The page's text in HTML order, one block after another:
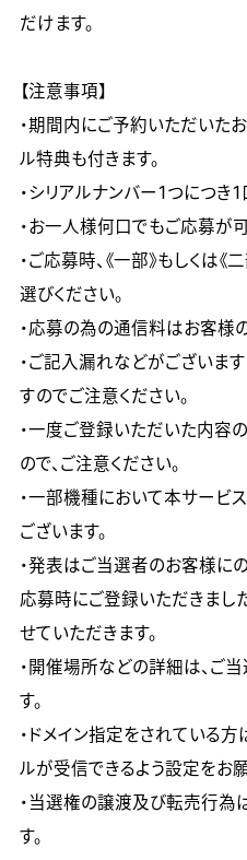
だけます。
【注意事項】
・期間内にご予約いただいた
ル特典も付きます。
・シリアルナンバー1つにつき1
・お一人様何口でもご応募が可
・ご応募時、《一部》もしくは
選びください。
・応募の為の通信料はお客様
・ご記入漏れなどがございま
すのでご注意ください。
・一度ご登録いただいた内容
ので、ご注意ください。
・一部機種において本サービ
ございます。
・発表はご当選者のお客様に
応募時にご登録いただきまし
せていただきます。
・開催場所などの詳細は、ご
す。
・ドメイン指定をされている
ルが受信できるよう設定をお願
・当選権の譲渡及び転売行為
す。